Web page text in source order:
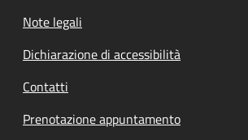
Note legali
Dichiarazione di accessibilità
Contatti
Prenotazione appuntamento